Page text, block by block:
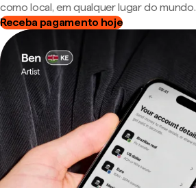
como local, em qualquer lugar do mundo.
Receba pagamento hoje